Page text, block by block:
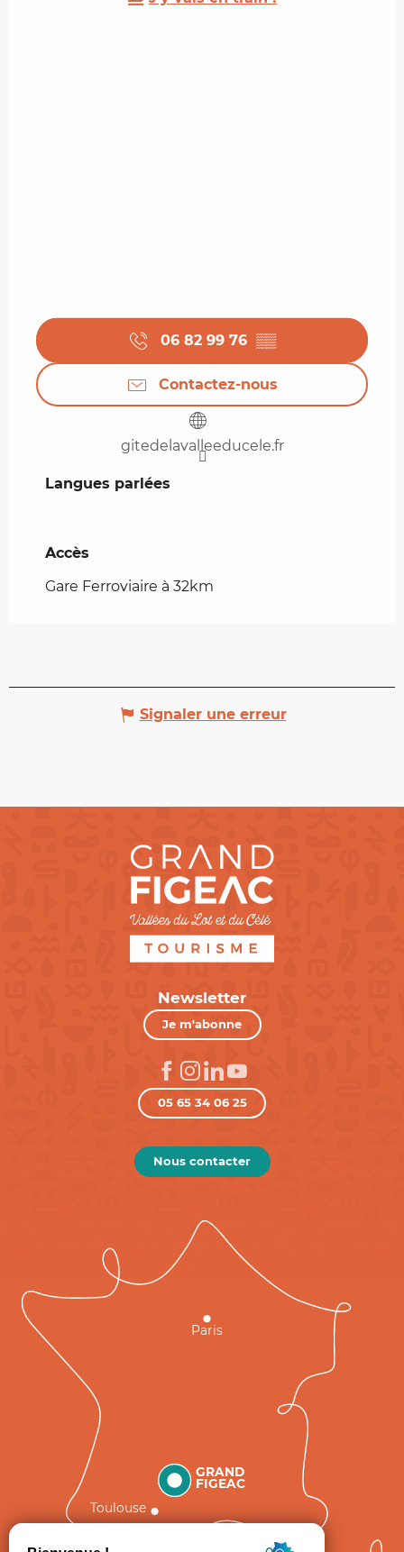
06 82 99 76 ▒▒
Contactez-nous
gitedelavalleeducele.fr
Langues parlées
Langues parlées
Accès
Accès
Gare Ferroviaire à 32km
Signaler une erreur
Newsletter
Je m'abonne
05 65 34 06 25
Nous contacter
GRAND
FIGEAC
Toulouse
Paris